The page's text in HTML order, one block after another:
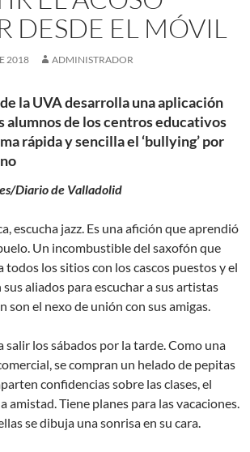
DESDE EL MÓVIL
2018 ADMINISTRADOR
la UVA desarrolla una aplicación
alumnos de los centros educativos
rápida y sencilla el ‘bullying’ por
Diario de Valladolid
escucha jazz. Es una afición que aprendió
Un incombustible del saxofón que
todos los sitios con los cascos puestos y el
aliados para escuchar a sus artistas
son el nexo de unión con sus amigas.
salir los sábados por la tarde. Como una
se compran un helado de pepitas
confidencias sobre las clases, el
amistad. Tiene planes para las vacaciones.
se dibuja una sonrisa en su cara.